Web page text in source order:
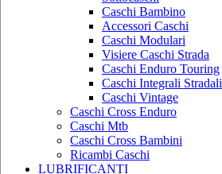
Caschi Bambino
Accessori Caschi
Caschi Modulari
Visiere Caschi Strada
Caschi Enduro Touring
Caschi Integrali Stradali
Caschi Vintage
Caschi Cross Enduro
Caschi Mtb
Caschi Cross Bambini
Ricambi Caschi
LUBRIFICANTI